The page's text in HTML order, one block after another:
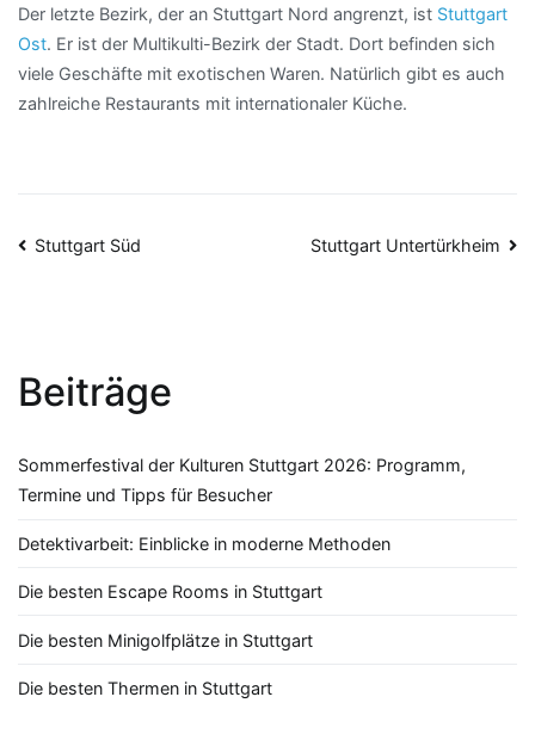
Der letzte Bezirk, der an Stuttgart Nord angrenzt, ist Stuttgart
Ost. Er ist der Multikulti-Bezirk der Stadt. Dort befinden sich
viele Geschäfte mit exotischen Waren. Natürlich gibt es auch
zahlreiche Restaurants mit internationaler Küche.
Beitragsnavigation
Stuttgart Süd Stuttgart Untertürkheim
Beiträge
Sommerfestival der Kulturen Stuttgart 2026: Programm,
Termine und Tipps für Besucher
Detektivarbeit: Einblicke in moderne Methoden
Die besten Escape Rooms in Stuttgart
Die besten Minigolfplätze in Stuttgart
Die besten Thermen in Stuttgart